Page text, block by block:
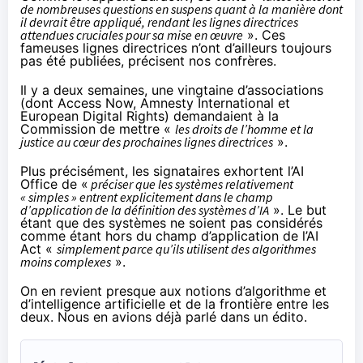
de nombreuses questions en suspens quant à la manière dont
il devrait être appliqué, rendant les lignes directrices
attendues cruciales pour sa mise en œuvre ». Ces
fameuses lignes directrices n’ont d’ailleurs toujours
pas été publiées, précisent nos confrères.
Il y a deux semaines, une vingtaine d’associations
(dont Access Now, Amnesty International et
European Digital Rights) demandaient à la
Commissionde mettre « les droits de l’homme et la
justice au cœur des prochaines lignes directrices ».
Plus précisément, les signataires exhortent l’AI
Office de « préciser que les systèmes relativement
« simples » entrent explicitement dans le champ
d’application de la définition des systèmes d’IA ». Le but
étant que des systèmes ne soient pas considérés
comme étant hors du champ d’application de l’AI
Act « simplement parce qu’ils utilisent des algorithmes
moins complexes ».
On en revient presque aux notions d’algorithme et
d’intelligence artificielle et de la frontière entre les
deux. Nous en avions déjà parlé dans un édito.